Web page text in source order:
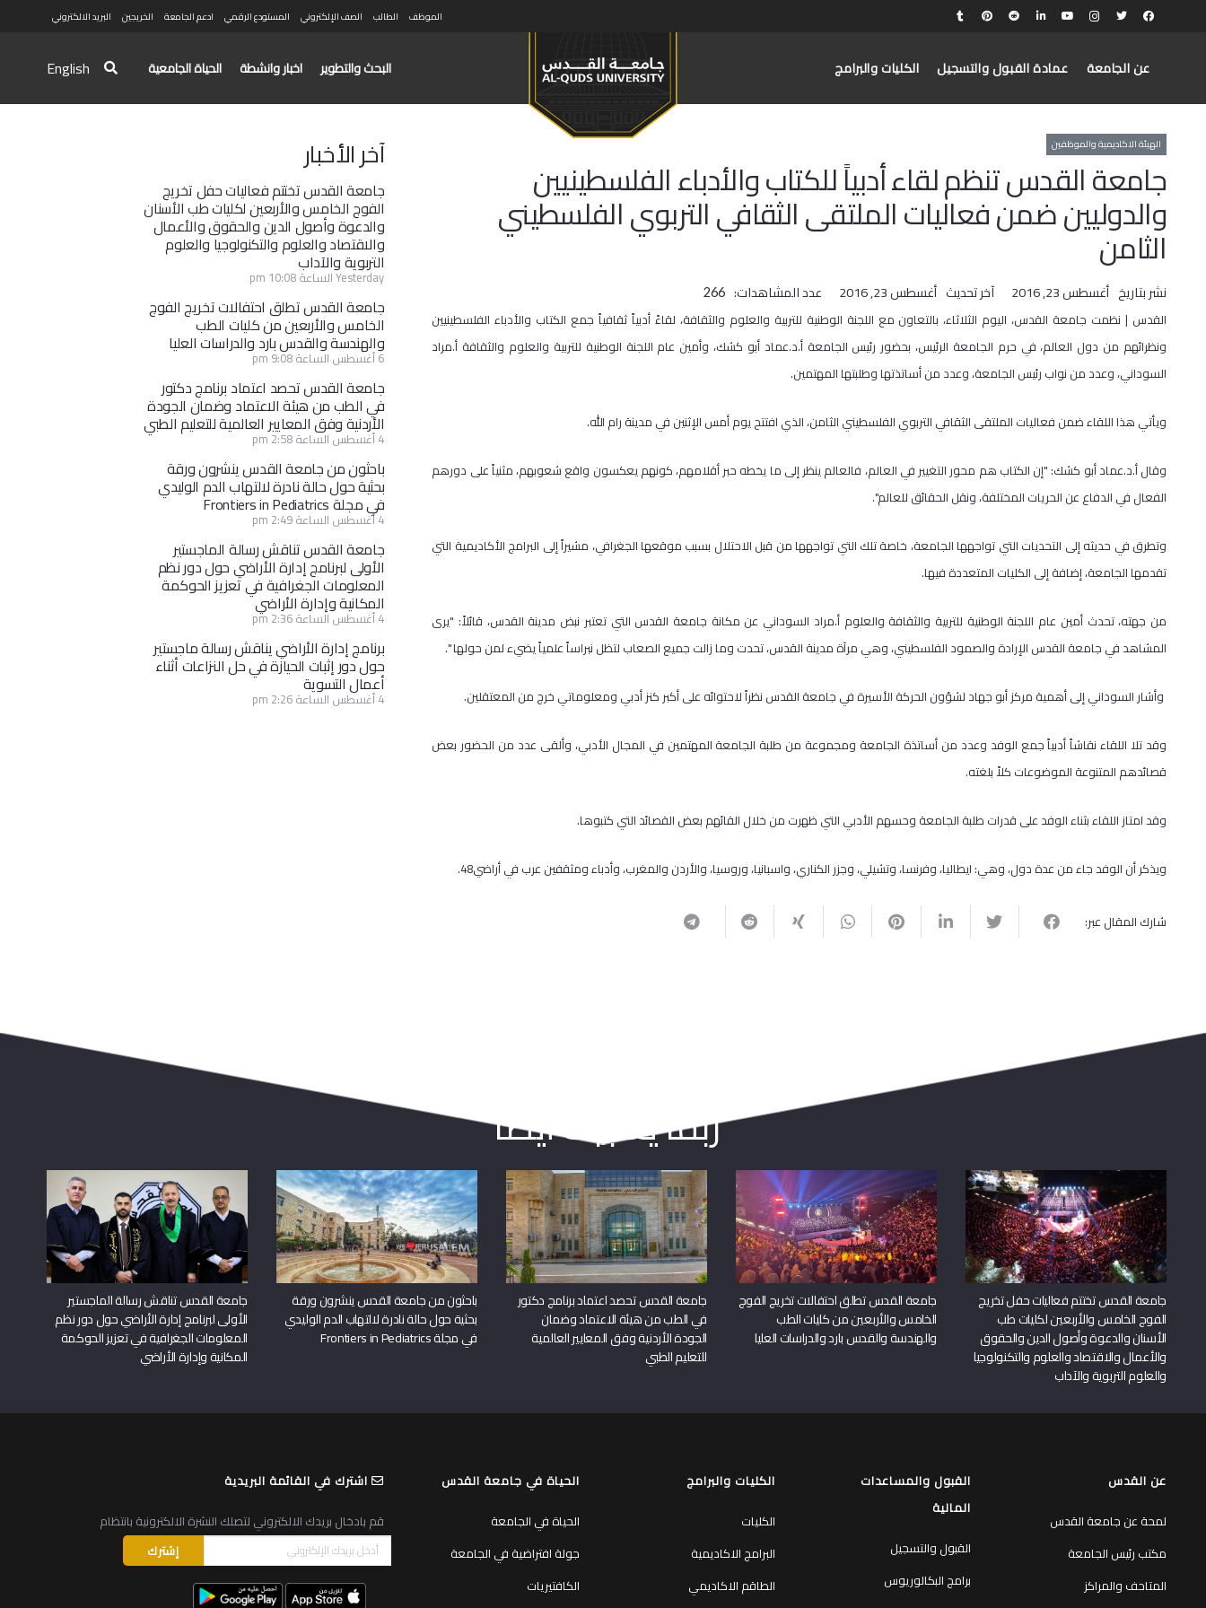
الموظف الطالب الصف الإلكتروني المستودع الرقمي ادعم الجامعة الخريجين البريد الالكتروني
عن الجامعة عمادة القبول والتسجيل الكليات والبرامج البحث والتطوير اخبار وانشطة الحياة الجامعية English
الهيئة الاكاديمية والموظفين
جامعة القدس تنظم لقاء أدبياً للكتاب والأدباء الفلسطينيين
والدوليين ضمن فعاليات الملتقى الثقافي التربوي الفلسطيني
الثامن
نشر بتاريخ أغسطس 23, 2016 آخر تحديث أغسطس 23, 2016 عدد المشاهدات: 266
القدس | نظمت جامعة القدس، اليوم الثلاثاء، بالتعاون مع اللجنة الوطنية للتربية والعلوم والثقافة، لقاءً أدبياً ثقافياً جمع الكتاب والأدباء الفلسطينيين
ونظرائهم من دول العالم، في حرم الجامعة الرئيس، بحضور رئيس الجامعة أ.د.عماد أبو كشك، وأمين عام اللجنة الوطنية للتربية والعلوم والثقافة أ.مراد
السوداني، وعدد من نواب رئيس الجامعة، وعدد من أساتذتها وطلبتها المهتمين.
ويأتي هذا اللقاء ضمن فعاليات الملتقى الثقافي التربوي الفلسطيني الثامن، الذي افتتح يوم أمس الإثنين في مدينة رام الله.
وقال أ.د.عماد أبو كشك: "إن الكتاب هم محور التغيير في العالم، فالعالم ينظر إلى ما يخطه حبر أقلامهم، كونهم يعكسون واقع شعوبهم، مثنياً على دورهم
الفعال في الدفاع عن الحريات المختلفة، ونقل الحقائق للعالم".
وتطرق في حديثه إلى التحديات التي تواجهها الجامعة، خاصة تلك التي تواجهها من قبل الاحتلال بسبب موقعها الجغرافي، مشيراً إلى البرامج الأكاديمية التي
تقدمها الجامعة، إضافة إلى الكليات المتعددة فيها.
من جهته، تحدث أمين عام اللجنة الوطنية للتربية والثقافة والعلوم أ.مراد السوداني عن مكانة جامعة القدس التي تعتبر نبض مدينة القدس، قائلاً: "يرى
المشاهد في جامعة القدس الإرادة والصمود الفلسطيني، وهي مرآة مدينة القدس، تحدت وما زالت جميع الصعاب لتظل نبراساً علمياً يضيء لمن حولها ".
وأشار السوداني إلى أهمية مركز أبو جهاد لشؤون الحركة الأسيرة في جامعة القدس نظراً لاحتوائه على أكبر كنز أدبي ومعلوماتي خرج من المعتقلين.
وقد تلا اللقاء نقاشاً أدبياً جمع الوفد وعدد من أساتذة الجامعة ومجموعة من طلبة الجامعة المهتمين في المجال الأدبي، وألقى عدد من الحضور بعض
قصائدهم المتنوعة الموضوعات كلاً بلغته.
وقد امتاز اللقاء بثناء الوفد على قدرات طلبة الجامعة وحسهم الأدبي التي ظهرت من خلال القائهم بعض القصائد التي كتبوها.
ويذكر أن الوفد جاء من عدة دول، وهي: ايطاليا، وفرنسا، وتشيلي، وجزر الكناري، واسبانيا، وروسيا، والأردن والمغرب، وأدباء ومثقفين عرب في أراضي48.
شارك المقال عبر:
آخر الأخبار
جامعة القدس تختتم فعاليات حفل تخريج
الفوج الخامس والأربعين لكليات طب الأسنان
والدعوة وأصول الدين والحقوق والأعمال
والاقتصاد والعلوم والتكنولوجيا والعلوم
التربوية والآداب
Yesterday الساعة 10:08 pm
جامعة القدس تطلق احتفالات تخريج الفوج
الخامس والأربعين من كليات الطب
والهندسة والقدس بارد والدراسات العليا
6 أغسطس الساعة 9:08 pm
جامعة القدس تحصد اعتماد برنامج دكتور
في الطب من هيئة الاعتماد وضمان الجودة
الأردنية وفق المعايير العالمية للتعليم الطبي
4 أغسطس الساعة 2:58 pm
باحثون من جامعة القدس ينشرون ورقة
بحثية حول حالة نادرة لالتهاب الدم الوليدي
في مجلة Frontiers in Pediatrics
4 أغسطس الساعة 2:49 pm
جامعة القدس تناقش رسالة الماجستير
الأولى لبرنامج إدارة الأراضي حول دور نظم
المعلومات الجغرافية في تعزيز الحوكمة
المكانية وإدارة الأراضي
4 أغسطس الساعة 2:36 pm
برنامج إدارة الأراضي يناقش رسالة ماجستير
حول دور إثبات الحيازة في حل النزاعات أثناء
أعمال التسوية
4 أغسطس الساعة 2:26 pm
ربما يعجبك أيضا
جامعة القدس تختتم فعاليات حفل تخريج
الفوج الخامس والأربعين لكليات طب
الأسنان والدعوة وأصول الدين والحقوق
والأعمال والاقتصاد والعلوم والتكنولوجيا
والعلوم التربوية والآداب
جامعة القدس تطلق احتفالات تخريج الفوج
الخامس والأربعين من كليات الطب
والهندسة والقدس بارد والدراسات العليا
جامعة القدس تحصد اعتماد برنامج دكتور
في الطب من هيئة الاعتماد وضمان
الجودة الأردنية وفق المعايير العالمية
للتعليم الطبي
باحثون من جامعة القدس ينشرون ورقة
بحثية حول حالة نادرة لالتهاب الدم الوليدي
في مجلة Frontiers in Pediatrics
جامعة القدس تناقش رسالة الماجستير
الأولى لبرنامج إدارة الأراضي حول دور نظم
المعلومات الجغرافية في تعزيز الحوكمة
المكانية وإدارة الأراضي
عن القدس
لمحة عن جامعة القدس
مكتب رئيس الجامعة
المتاحف والمراكز
القبول والمساعدات
المالية
القبول والتسجيل
برامج البكالوريوس
الكليات والبرامج
الكليات
البرامج الاكاديمية
الطاقم الاكاديمي
الحياة في جامعة القدس
الحياة في الجامعة
جولة افتراضية في الجامعة
الكافتيريات
اشترك في القائمة البريدية
قم بادخال بريدك الالكتروني لتصلك النشرة الالكترونية بانتظام